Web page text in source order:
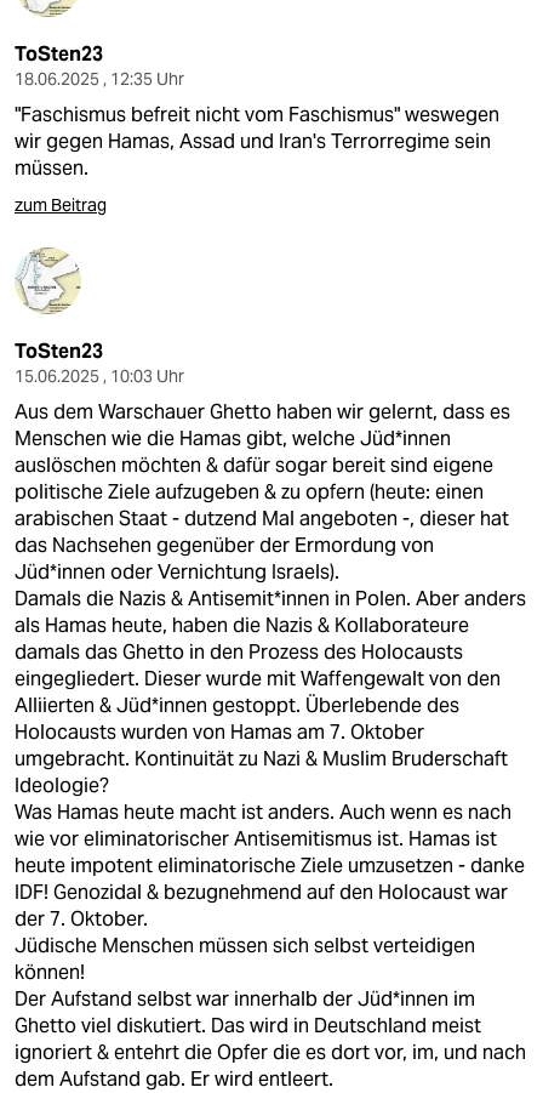
ToSten23
18.06.2025 , 12:35 Uhr
"Faschismus befreit nicht vom Faschismus" weswegen
wir gegen Hamas, Assad und Iran's Terrorregime sein
müssen.
zum Beitrag
ToSten23
15.06.2025 , 10:03 Uhr
Aus dem Warschauer Ghetto haben wir gelernt, dass es
Menschen wie die Hamas gibt, welche Jüd*innen
auslöschen möchten & dafür sogar bereit sind eigene
politische Ziele aufzugeben & zu opfern (heute: einen
arabischen Staat - dutzend Mal angeboten -, dieser hat
das Nachsehen gegenüber der Ermordung von
Jüd*innen oder Vernichtung Israels).
Damals die Nazis & Antisemit*innen in Polen. Aber anders
als Hamas heute, haben die Nazis & Kollaborateure
damals das Ghetto in den Prozess des Holocausts
eingegliedert. Dieser wurde mit Waffengewalt von den
Alliierten & Jüd*innen gestoppt. Überlebende des
Holocausts wurden von Hamas am 7. Oktober
umgebracht. Kontinuität zu Nazi & Muslim Bruderschaft
Ideologie?
Was Hamas heute macht ist anders. Auch wenn es nach
wie vor eliminatorischer Antisemitismus ist. Hamas ist
heute impotent eliminatorische Ziele umzusetzen - danke
IDF! Genozidal & bezugnehmend auf den Holocaust war
der 7. Oktober.
Jüdische Menschen müssen sich selbst verteidigen
können!
Der Aufstand selbst war innerhalb der Jüd*innen im
Ghetto viel diskutiert. Das wird in Deutschland meist
ignoriert & entehrt die Opfer die es dort vor, im, und nach
dem Aufstand gab. Er wird entleert.